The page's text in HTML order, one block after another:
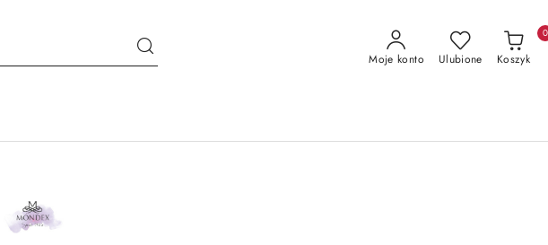
Moje konto Ulubione Koszyk
0
NAZWA
PRODUCENTA:
MONDEX